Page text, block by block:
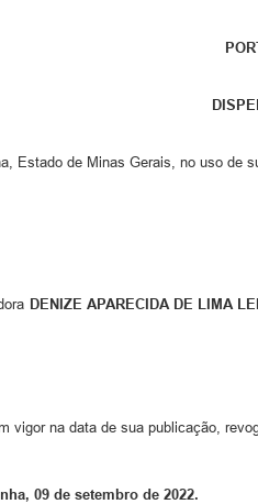
Estado de Minas Gerais, no uso de
DENIZE APARECIDA DE LIMA
vigor na data de sua publicação,
09 de setembro de 2022.